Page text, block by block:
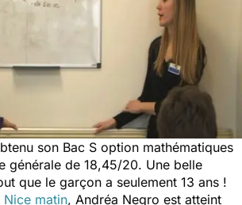
son Bac S option mathématiques
générale de 18,45/20. Une belle
que le garçon a seulement 13 ans !
Nice matin, Andréa Negro est atteint